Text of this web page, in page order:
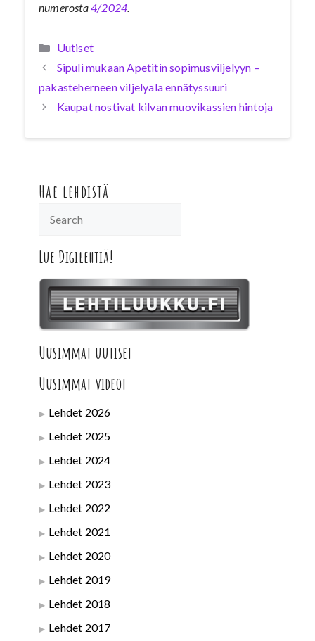
numerosta4/2024.
Kategoriat
Uutiset
Sipuli mukaan Apetitin sopimusviljelyyn –
pakasteherneen viljelyala ennätyssuuri
Kaupat nostivat kilvan muovikassien hintoja
Hae lehdistä
Lue Digilehtiä!
Uusimmat uutiset
Uusimmat videot
Lehdet 2026
Lehdet 2025
Lehdet 2024
Lehdet 2023
Lehdet 2022
Lehdet 2021
Lehdet 2020
Lehdet 2019
Lehdet 2018
Lehdet 2017